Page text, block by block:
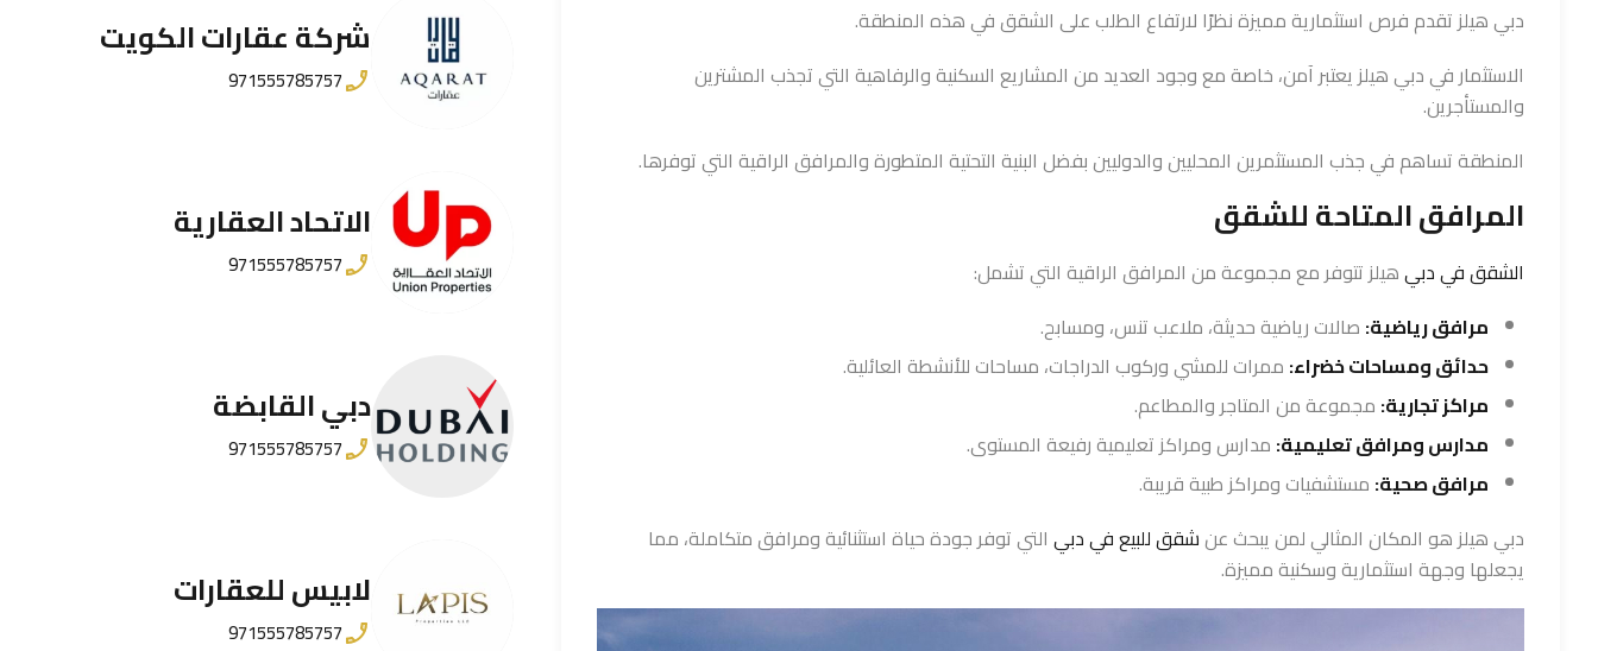
دبي هيلز تقدم فرص استثمارية مميزة نظرًا لارتفاع الطلب على الشقق في هذه المنطقة.
الاستثمار في دبي هيلز يعتبر آمن، خاصة مع وجود العديد من المشاريع السكنية والرفاهية التي تجذب المشترين
والمستأجرين.
المنطقة تساهم في جذب المستثمرين المحليين والدوليين بفضل البنية التحتية المتطورة والمرافق الراقية التي توفرها.
المرافق المتاحة للشقق
الشقق في دبيهيلز تتوفر مع مجموعة من المرافق الراقية التي تشمل:
مرافق رياضية: صالات رياضية حديثة، ملاعب تنس، ومسابح.
حدائق ومساحات خضراء: ممرات للمشي وركوب الدراجات، مساحات للأنشطة العائلية.
مراكز تجارية: مجموعة من المتاجر والمطاعم.
مدارس ومرافق تعليمية: مدارس ومراكز تعليمية رفيعة المستوى.
مرافق صحية: مستشفيات ومراكز طبية قريبة.
دبي هيلز هو المكان المثالي لمن يبحث عنشقق للبيع في دبي التي توفر جودة حياة استثنائية ومرافق متكاملة، مما
يجعلها وجهة استثمارية وسكنية مميزة.
شركة عقارات الكويت
971555785757
الاتحاد العقارية
971555785757
دبي القابضة
971555785757
لابيس للعقارات
971555785757